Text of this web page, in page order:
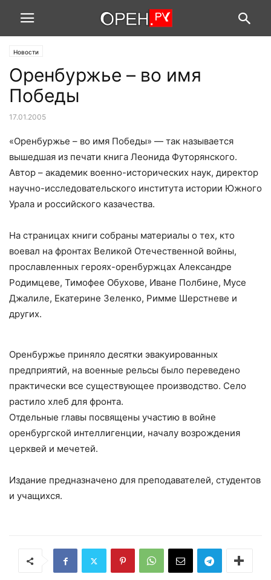
Новости
Оренбуржье – во имя
Победы
17.01.2005
«Оренбуржье – во имя Победы» — так называется
вышедшая из печати книга Леонида Футорянского.
Автор – академик военно-исторических наук, директор
научно-исследовательского института истории Южного
Урала и российского казачества.
На страницах книги собраны материалы о тех, кто
воевал на фронтах Великой Отечественной войны,
прославленных героях-оренбуржцах Александре
Родимцеве, Тимофее Обухове, Иване Полбине, Мусе
Джалиле, Екатерине Зеленко, Римме Шерстневе и
других.
Оренбуржье приняло десятки эвакуированных
предприятий, на военные рельсы было переведено
практически все существующее производство. Село
растило хлеб для фронта.
Отдельные главы посвящены участию в войне
оренбургской интеллигенции, началу возрождения
церквей и мечетей.
Издание предназначено для преподавателей, студентов
и учащихся.